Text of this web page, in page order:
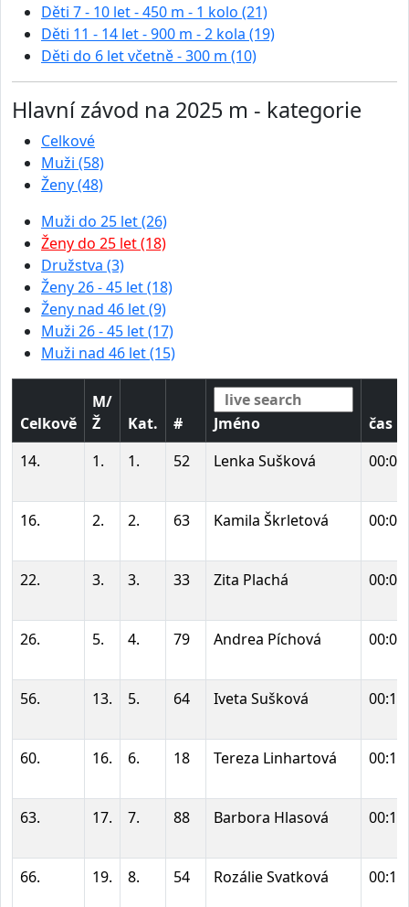
Děti 7 - 10 let - 450 m - 1 kolo (21)
Děti 11 - 14 let - 900 m - 2 kola (19)
Děti do 6 let včetně - 300 m (10)
Hlavní závod na 2025 m - kategorie
Celkové
Muži (58)
Ženy (48)
Muži do 25 let (26)
Ženy do 25 let (18)
Družstva (3)
Ženy 26 - 45 let (18)
Ženy nad 46 let (9)
Muži 26 - 45 let (17)
Muži nad 46 let (15)
Celkově
M/
Ž
Kat. # Jméno
čas
14.
1. 1. 52 Lenka Sušková
16. 2. 2. 63 Kamila Škrletová
22. 3. 3. 33 Zita Plachá
26. 5. 4. 79 Andrea Píchová
56. 13. 5. 64 Iveta Sušková
60. 16. 6. 18 Tereza Linhartová
63. 17. 7. 88 Barbora Hlasová
66. 19. 8. 54 Rozálie Svatková